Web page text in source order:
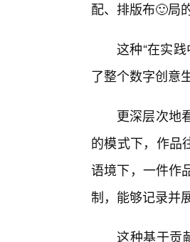
配、排版布🙂局
这种“在实
了整个数字创意
更深层次地
的模式下，作品
语境下，一件作
制，能够记录并
这种基于贡